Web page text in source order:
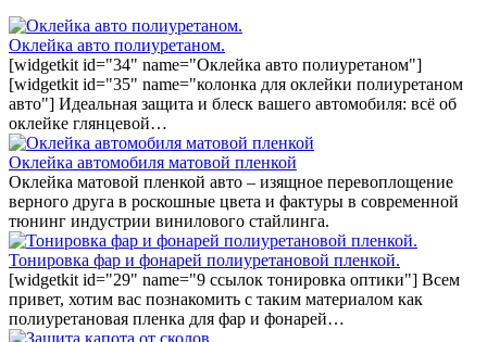
Оклейка авто полиуретаном.
[widgetkit id="34" name="Оклейка авто полиуретаном"]
[widgetkit id="35" name="колонка для оклейки полиуретаном
авто"] Идеальная защита и блеск вашего автомобиля: всё об
оклейке глянцевой…
Оклейка автомобиля матовой пленкой
Оклейка матовой пленкой авто – изящное перевоплощение
верного друга в роскошные цвета и фактуры в современной
тюнинг индустрии винилового стайлинга.
Тонировка фар и фонарей полиуретановой пленкой.
[widgetkit id="29" name="9 ссылок тонировка оптики"] Всем
привет, хотим вас познакомить с таким материалом как
полиуретановая пленка для фар и фонарей…